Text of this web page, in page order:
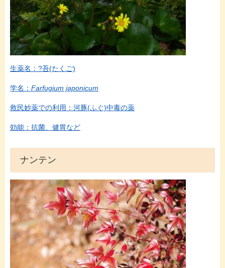
生薬名：?吾(たくご)
学名： Farfugium japonicum
救民妙薬での利用：河豚(ふぐ)中毒の薬
効能：抗菌、健胃など
ナンテン